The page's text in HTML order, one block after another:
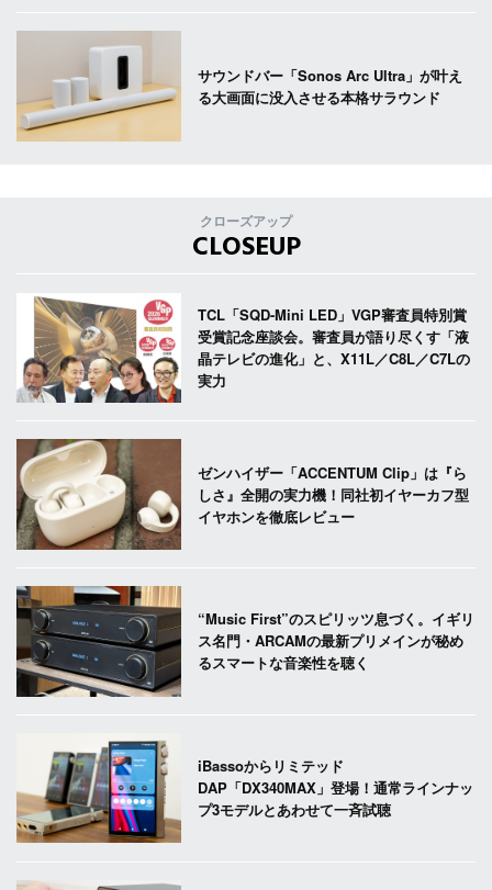
サウンドバー「Sonos Arc Ultra」が叶え
る大画面に没入させる本格サラウンド
クローズアップ
CLOSEUP
TCL「SQD-Mini LED」VGP審査員特別賞
受賞記念座談会。審査員が語り尽くす「液
晶テレビの進化」と、X11L／C8L／C7Lの
実力
ゼンハイザー「ACCENTUM Clip」は『ら
しさ』全開の実力機！同社初イヤーカフ型
イヤホンを徹底レビュー
“Music First”のスピリッツ息づく。イギリ
ス名門・ARCAMの最新プリメインが秘め
るスマートな音楽性を聴く
iBassoからリミテッド
DAP「DX340MAX」登場！通常ラインナッ
プ3モデルとあわせて一斉試聴